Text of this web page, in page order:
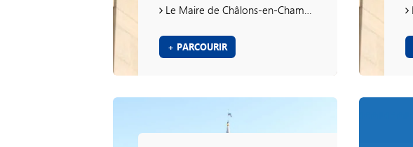
Le Maire de Châlons-en-Champagne
+ PARCOURIR